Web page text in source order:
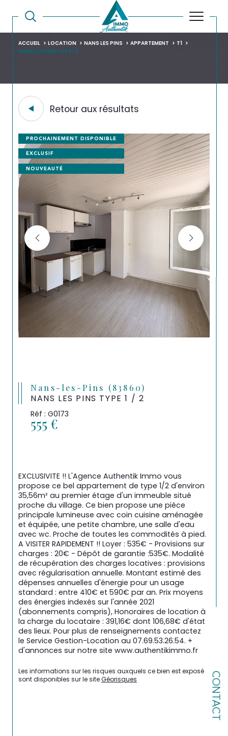
CONTACT
ACCUEIL LOCATION NANS LES PINS APPARTEMENT
T1
NANS LES PINS TYPE 1 2
Retour aux résultats
PROCHAINEMENT DISPONIBLE
EXCLUSIF
NOUVEAUTÉ
Nans-les-Pins (83860)
NANS LES PINS TYPE 1 / 2
Réf : G0173
555 €
EXCLUSIVITE !! L'Agence Authentik Immo vous
propose ce bel appartement de type 1/2 d'environ
35,56m² au premier étage d'un immeuble situé
proche du village. Ce bien propose une pièce
principale lumineuse avec coin cuisine aménagée
et équipée, une petite chambre, une salle d'eau
avec wc. Proche de toutes les commodités à pied.
A VISITER RAPIDEMENT !! Loyer : 535€ - Provisions sur
charges : 20€ - Dépôt de garantie :535€. Modalité
de récupération des charges locatives : provisions
avec régularisation annuelle. Montant estimé des
dépenses annuelles d'énergie pour un usage
standard : entre 410€ et 590€ par an. Prix moyens
des énergies indexés sur l'année 2021
(abonnements compris), Honoraires de location à
la charge du locataire : 391,16€ dont 106,68€ d'état
des lieux. Pour plus de renseignements contactez
le Service Gestion-Location au 07.69.53.26.54. +
d'annonces sur notre site www.authentikimmo.fr
Les informations sur les risques auxquels ce bien est exposé
sont disponibles sur le site Géorisques